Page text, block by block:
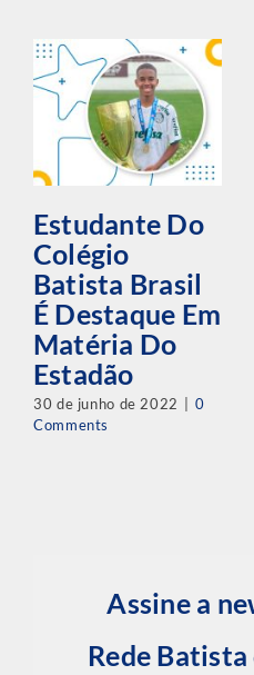
Estudante Do
Colégio
Batista Brasil
É Destaque Em
Matéria Do
Estadão
30 de junho de 2022
0
Comments
Assine a
Rede Batista